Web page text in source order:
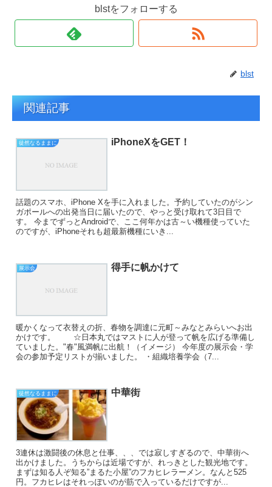
blstをフォローする
blst
関連記事
徒然なるままに iPhoneXをGET！
話題のスマホ、iPhone Xを手に入れました。予約していたのがシン
ガポールへの出発当日に届いたので、やっと受け取れて3日目で
す。 今までずっとAndroidで、ここ何年かは古～い機種使っていた
のですが、iPhoneそれも超最新機種にいき...
展示会 得手に帆かけて
暖かくなって衣替えの折、春物を調達に元町～みなとみらいへお出
かけです。 ☆日本丸ではマストに人が登って帆を広げる準備し
ていました。"春"風満帆に出航！（イメージ） 今年度の展示会・学
会の参加予定リストが揃いました。 ・組織培養学会（7...
徒然なるままに 中華街
3連休は激闘後の休息と仕事、、、では寂しすぎるので、中華街へ
出かけました。うちからは近場ですが、れっきとした観光地です。
まずは知る人ぞ知る”まるた小屋”のフカヒレラーメン。なんと525
円。フカヒレはそれっぽいのが筋で入っているだけですが...